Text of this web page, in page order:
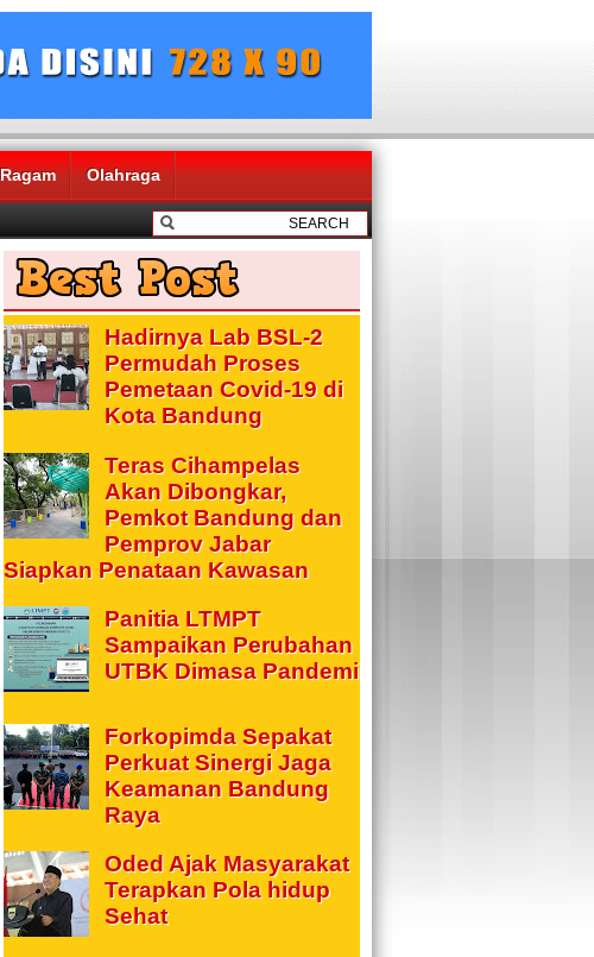
Ragam Olahraga
Hadirnya Lab BSL-2
Permudah Proses
Pemetaan Covid-19 di
Kota Bandung
Teras Cihampelas
Akan Dibongkar,
Pemkot Bandung dan
Pemprov Jabar
Siapkan Penataan Kawasan
Panitia LTMPT
Sampaikan Perubahan
UTBK Dimasa Pandemi
Forkopimda Sepakat
Perkuat Sinergi Jaga
Keamanan Bandung
Raya
Oded Ajak Masyarakat
Terapkan Pola hidup
Sehat